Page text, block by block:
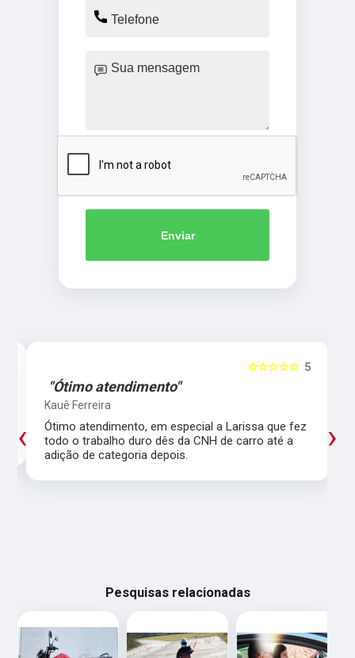
Enviar
5
☆☆☆☆☆
"Ótimo atendimento"
Kauê Ferreira
Ótimo atendimento, em especial a Larissa que fez
todo o trabalho duro dês da CNH de carro até a
adição de categoria depois.
‹ ›
Pesquisas relacionadas